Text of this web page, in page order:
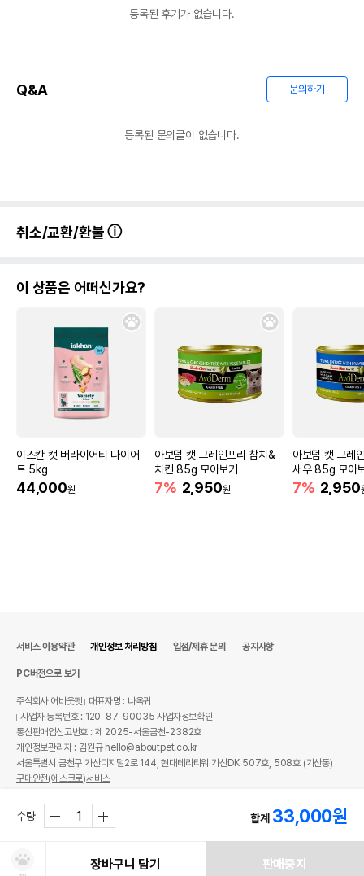
등록된 후기가 없습니다.
Q&A 문의하기
등록된 문의글이 없습니다.
취소/교환/환불
이 상품은 어떠신가요?
이즈칸 캣 버라이어티 다이어
트 5kg
44,000원
아보덤 캣 그레인프리 참치&
치킨 85g 모아보기
7% 2,950원
아보덤 캣 그레
새우 85g 모아
7% 2,950
수량 합계 33,000원
장바구니 담기 판매중지
서비스 이용약관 개인정보 처리방침 입점/제휴 문의 공지사항
PC버전으로 보기
주식회사 어바웃펫
대표자명 : 나옥귀
사업자 등록번호 : 120-87-90035사업자정보확인
통신판매업신고번호 : 제 2025-서울금천-2382호
개인정보관리자 : 김원규 hello@aboutpet.co.kr
서울특별시 금천구 가산디지털2로 144, 현대테라타워 가산DK 507호, 508호 (가산동)
구매안전(에스크로)서비스